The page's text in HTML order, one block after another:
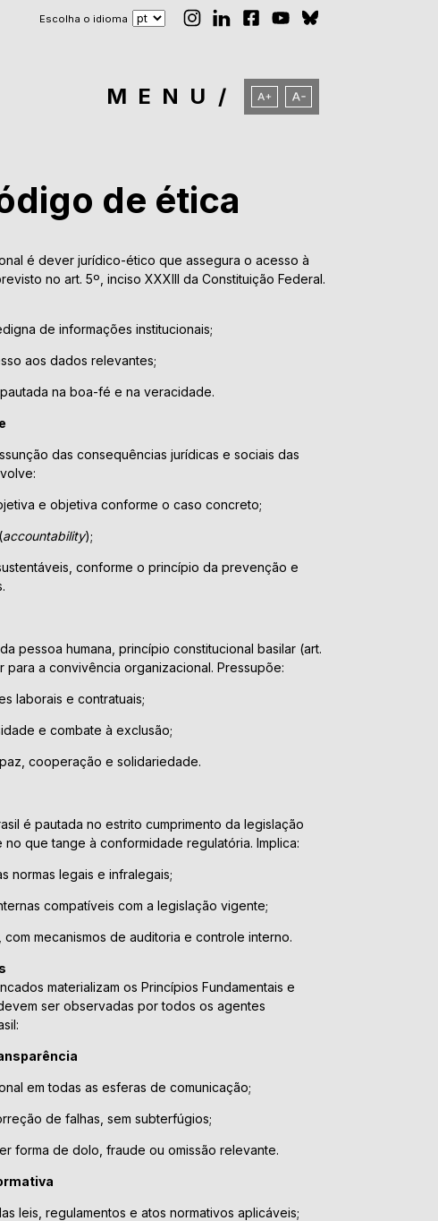
Escolha o idioma
MENU
de ética
é dever jurídico-ético que assegura o acesso à
no art. 5º, inciso XXXIII da Constituição Federal.
de informações institucionais;
aos dados relevantes;
na boa-fé e na veracidade.
das consequências jurídicas e sociais das
e objetiva conforme o caso concreto;
accountability);
conforme o princípio da prevenção e
pessoa humana, princípio constitucional basilar (art.
para a convivência organizacional. Pressupõe:
laborais e contratuais;
e combate à exclusão;
cooperação e solidariedade.
é pautada no estrito cumprimento da legislação
no que tange à conformidade regulatória. Implica:
normas legais e infralegais;
compatíveis com a legislação vigente;
com mecanismos de auditoria e controle interno.
materializam os Princípios Fundamentais e
ser observadas por todos os agentes
em todas as esferas de comunicação;
de falhas, sem subterfúgios;
forma de dolo, fraude ou omissão relevante.
leis, regulamentos e atos normativos aplicáveis;